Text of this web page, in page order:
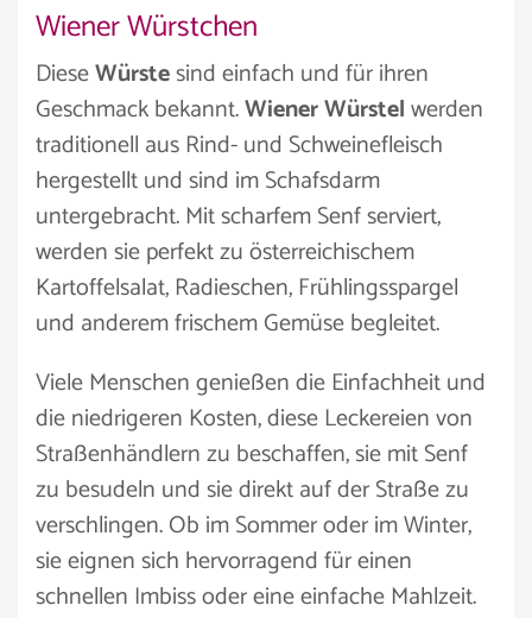
Wiener Würstchen
DieseWürstesind einfach und für ihren
Geschmack bekannt.Wiener Würstelwerden
traditionell aus Rind- und Schweinefleisch
hergestellt und sind im Schafsdarm
untergebracht. Mit scharfem Senf serviert,
werden sie perfekt zu österreichischem
Kartoffelsalat, Radieschen, Frühlingsspargel
und anderem frischem Gemüse begleitet.
Viele Menschen genießen die Einfachheit und
die niedrigeren Kosten, diese Leckereien von
Straßenhändlern zu beschaffen, sie mit Senf
zu besudeln und sie direkt auf der Straße zu
verschlingen. Ob im Sommer oder im Winter,
sie eignen sich hervorragend für einen
schnellen Imbiss oder eine einfache Mahlzeit.